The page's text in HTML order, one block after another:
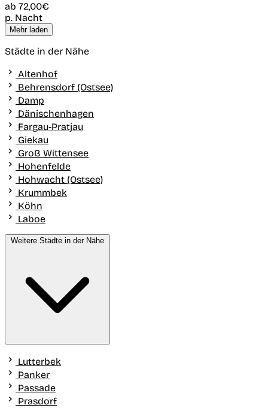
ab 72,00€
p. Nacht
Mehr laden
Städte in der Nähe
Altenhof
Behrensdorf (Ostsee)
Damp
Dänischenhagen
Fargau-Pratjau
Giekau
Groß Wittensee
Hohenfelde
Hohwacht (Ostsee)
Krummbek
Köhn
Laboe
Weitere Städte in der Nähe
Lutterbek
Panker
Passade
Prasdorf